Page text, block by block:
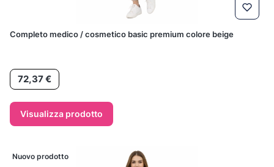
Completo medico / cosmetico basic premium colore beige
Prezzo
72,37 €
Visualizza prodotto
Nuovo prodotto